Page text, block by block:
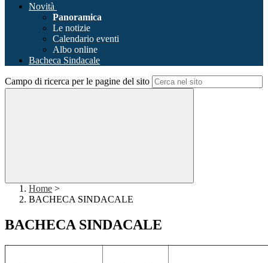
Novità
Panoramica
Le notizie
Calendario eventi
Albo online
Bacheca Sindacale
Campo di ricerca per le pagine del sito
Home >
BACHECA SINDACALE
BACHECA SINDACALE